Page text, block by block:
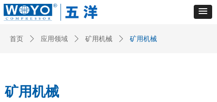
矿用机械
首页 ꄲ 应用领域 ꄲ 矿用机械 ꄲ 矿用机械